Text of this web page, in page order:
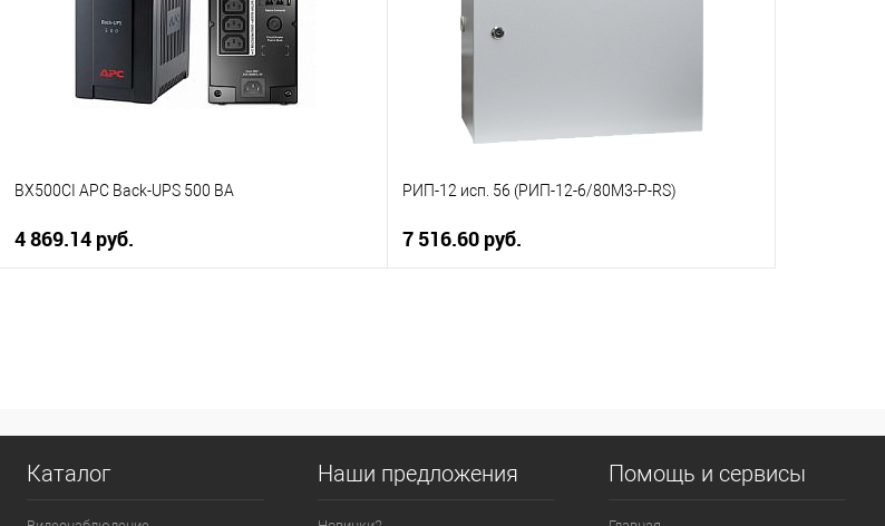
В наличии
В избранное
BX500CI APC Back-UPS 500 ВА
4 869.14 руб.
РИП-12 исп. 56 (РИП-12-6/80М3-Р-RS)
7 516.60 руб.
Каталог Наши предложения Помощь и сервисы